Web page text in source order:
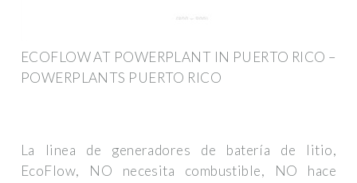
ECOFLOW AT POWERPLANT IN PUERTO RICO –
POWERPLANTS PUERTO RICO
La linea de generadores de batería de litio,
EcoFlow, NO necesita combustible, NO hace